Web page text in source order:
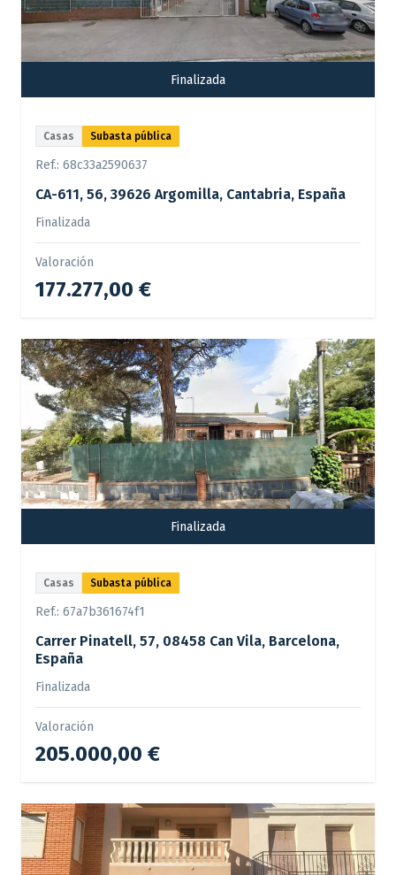
Finalizada
Casas Subasta pública
Ref.: 68c33a2590637
CA-611, 56, 39626 Argomilla, Cantabria, España
Finalizada
Valoración
177.277,00 €
Finalizada
Casas Subasta pública
Ref.: 67a7b361674f1
Carrer Pinatell, 57, 08458 Can Vila, Barcelona,
España
Finalizada
Valoración
205.000,00 €